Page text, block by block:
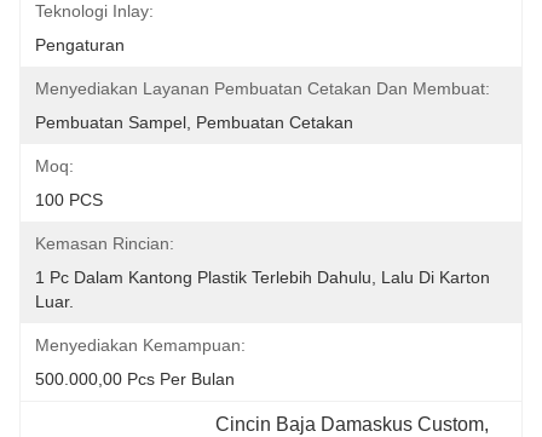
Teknologi Inlay:
Pengaturan
Menyediakan Layanan Pembuatan Cetakan Dan Membuat:
Pembuatan Sampel, Pembuatan Cetakan
Moq:
100 PCS
Kemasan Rincian:
1 Pc Dalam Kantong Plastik Terlebih Dahulu, Lalu Di Karton
Luar.
Menyediakan Kemampuan:
500.000,00 Pcs Per Bulan
Cincin Baja Damaskus Custom,